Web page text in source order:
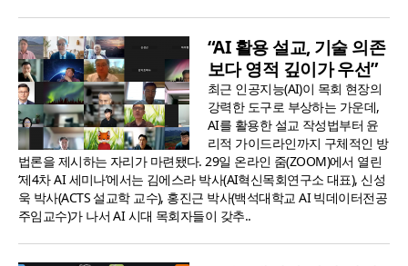
“AI 활용 설교, 기술 의존
보다 영적 깊이가 우선”
최근 인공지능(AI)이 목회 현장의
강력한 도구로 부상하는 가운데,
AI를 활용한 설교 작성법부터 윤
리적 가이드라인까지 구체적인 방
법론을 제시하는 자리가 마련됐다. 29일 온라인 줌(ZOOM)에서 열린
‘제4차 AI 세미나’에서는 김에스라 박사(AI혁신목회연구소 대표), 신성
욱 박사(ACTS 설교학 교수), 홍진근 박사(백석대학교 AI 빅데이터전공
주임교수)가 나서 AI 시대 목회자들이 갖추..